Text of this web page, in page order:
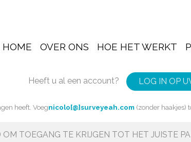
HOME OVER ONS HOE HET WERKT
Heeft u al een account? LOG IN OP
heeft. Voegnicolo[@]surveyeah.com(zonder haakjes)
OM TOEGANG TE KRIJGEN TOT HET JUISTE